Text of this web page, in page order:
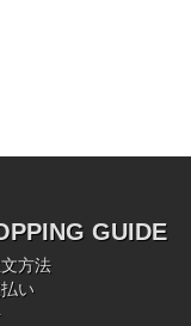
GUIDE
方法
い